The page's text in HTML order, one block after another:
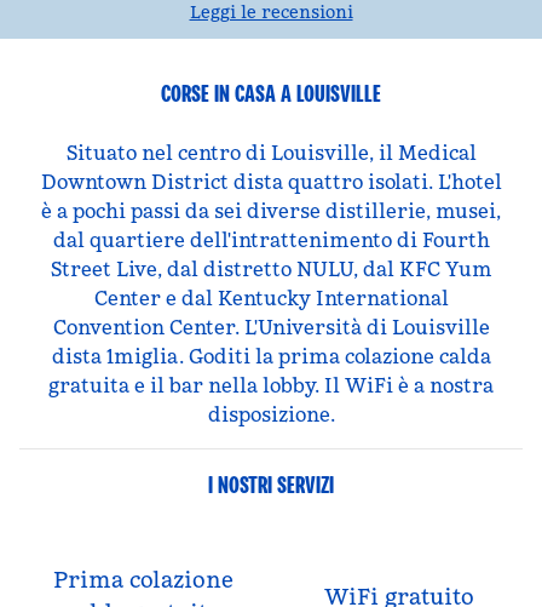
Leggi le recensioni
CORSE IN CASA A LOUISVILLE
Situato nel centro di Louisville, il Medical
Downtown District dista quattro isolati. L'hotel
è a pochi passi da sei diverse distillerie, musei,
dal quartiere dell'intrattenimento di Fourth
Street Live, dal distretto NULU, dal KFC Yum
Center e dal Kentucky International
Convention Center. L'Università di Louisville
dista 1miglia. Goditi la prima colazione calda
gratuita e il bar nella lobby. Il WiFi è a nostra
disposizione.
I NOSTRI SERVIZI
Prima colazione
WiFi gratuito